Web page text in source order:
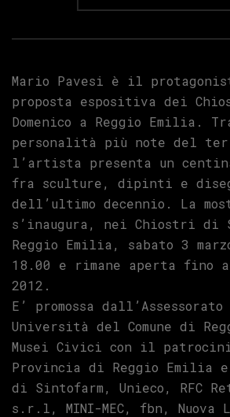
Mario Pavesi è il
proposta espositiva dei
Domenico a Reggio Emilia.
personalità più note del
l’artista presenta un
fra sculture, dipinti e
dell’ultimo decennio. La
s’inaugura, nei Chiostri di
Reggio Emilia, sabato 3
18.00 e rimane aperta fino
2012.
E’ promossa
Università del Comune di
Musei Civici con il
Provincia di Reggio Emilia
di Sintofarm, Unieco, RFC
s.r.l, MINI-MEC, fbn, Nuova